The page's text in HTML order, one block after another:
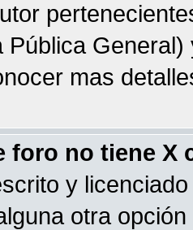
Pública
mas
foro no tiene X
y
otra